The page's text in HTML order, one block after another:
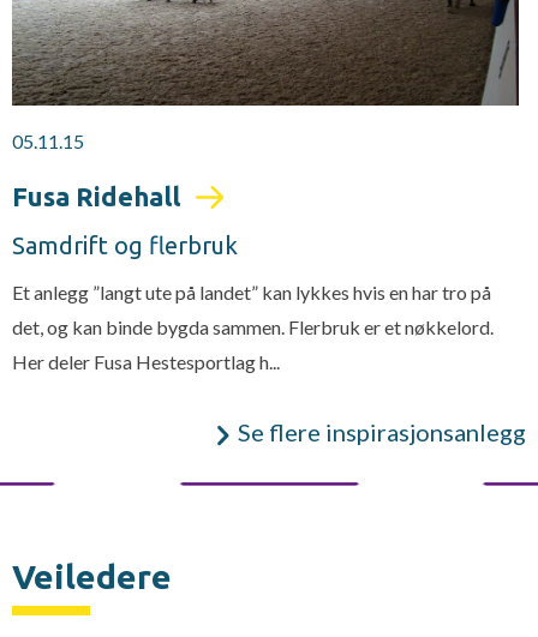
05.11.15
Fusa Ridehall
Samdrift og flerbruk
Et anlegg ”langt ute på landet” kan lykkes hvis en har tro på
det, og kan binde bygda sammen. Flerbruk er et nøkkelord.
Her deler Fusa Hestesportlag h...
Se flere inspirasjonsanlegg
Veiledere